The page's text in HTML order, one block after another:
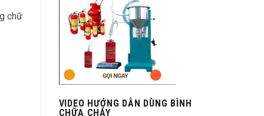
chữ
VIDEO HƯỚNG DẪN DÙNG BÌNH
CHỮA CHÁY